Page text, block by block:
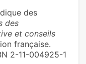
des
des
et conseils
française.
2-11-004925-1